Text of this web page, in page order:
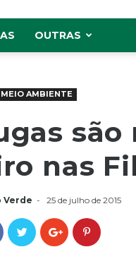
OUTRAS
MEIO AMBIENTE
são
nas
Verde - 25 de julho de 2015